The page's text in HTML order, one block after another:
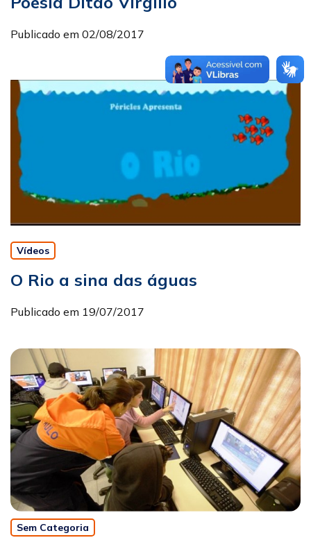
Publicado em 02/08/2017
Vídeos
O Rio a sina das águas
Publicado em 19/07/2017
Sem Categoria